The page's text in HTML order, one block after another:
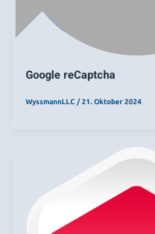
Google reCaptcha
WyssmannLLC / 21. Oktober 2024